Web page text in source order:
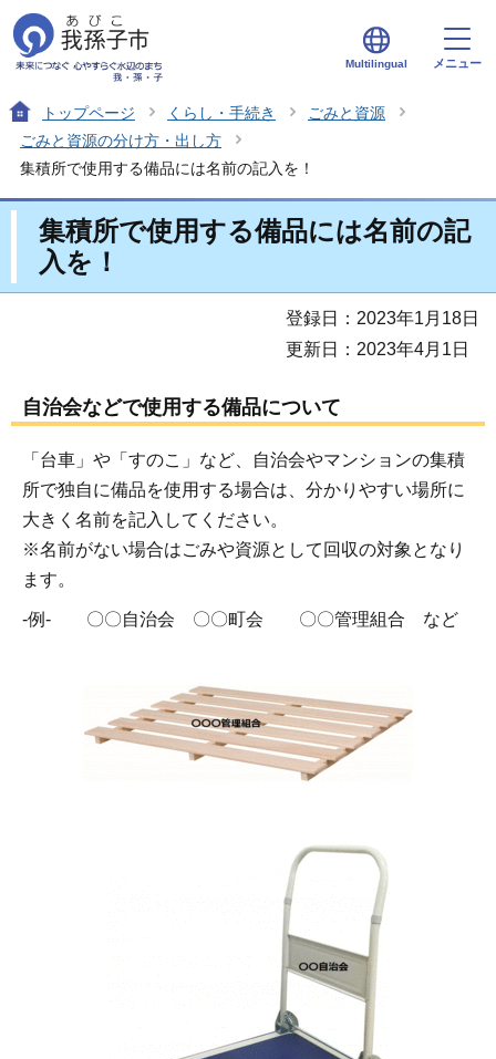
Multilingual メニュー
トップページ くらし・手続き
ごみと資源
ごみと資源の分け方・出し方
集積所で使用する備品には名前の記入を！
集積所で使用する備品には名前の記
入を！
登録日：2023年1月18日
更新日：2023年4月1日
自治会などで使用する備品について
「台車」や「すのこ」など、自治会やマンションの集積
所で独自に備品を使用する場合は、分かりやすい場所に
大きく名前を記入してください。
※名前がない場合はごみや資源として回収の対象となり
ます。
‐例- 〇〇自治会 〇〇町会 〇〇管理組合 など